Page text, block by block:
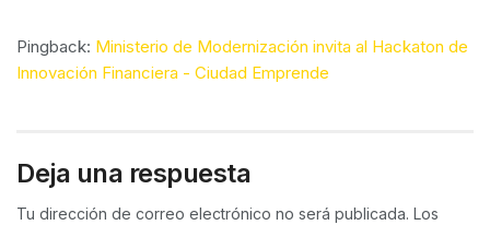
Pingback: Ministerio de Modernización invita al Hackaton de
Innovación Financiera - Ciudad Emprende
Deja una respuesta
Tu dirección de correo electrónico no será publicada. Los